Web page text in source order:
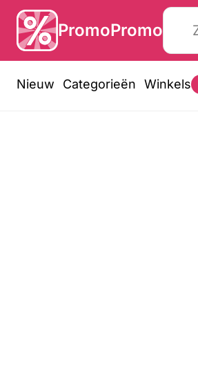
PromoPromo
Nieuw Categorieën Winkels